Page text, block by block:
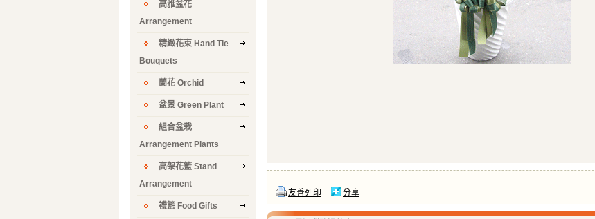
高雅盆花
Arrangement
精緻花束 Hand Tie
Bouquets
蘭花 Orchid
盆景 Green Plant
組合盆栽
Arrangement Plants
高架花籃 Stand
Arrangement
禮籃 Food Gifts
友善列印 分享